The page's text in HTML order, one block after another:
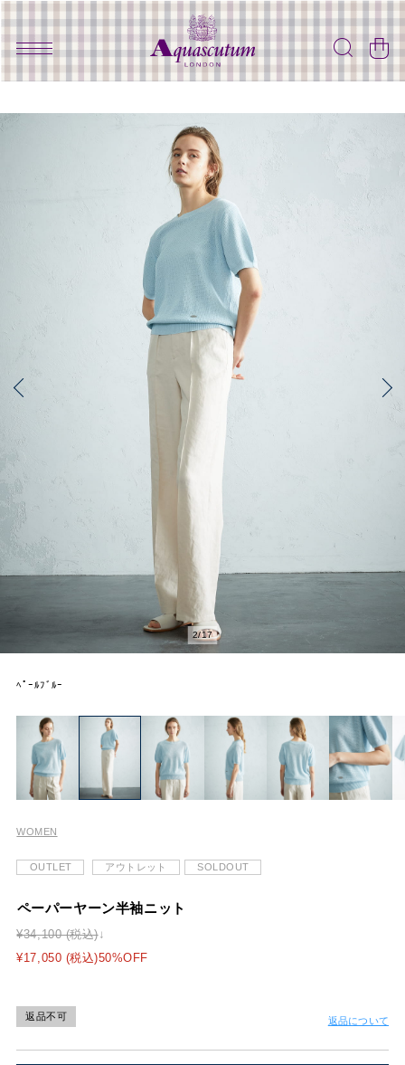
2/17
ﾍﾟｰﾙﾌﾞﾙｰ
WOMEN
OUTLET アウトレット SOLDOUT
ペーパーヤーン半袖ニット
¥34,100 (税込)
¥17,050 (税込)50%OFF
返品不可 返品について